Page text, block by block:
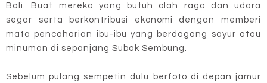
Bali. Buat mereka yang butuh olah raga dan udara
segar serta berkontribusi ekonomi dengan memberi
mata pencaharian ibu-ibu yang berdagang sayur atau
minuman di sepanjang Subak Sembung.
Sebelum pulang sempetin dulu berfoto di depan jamur